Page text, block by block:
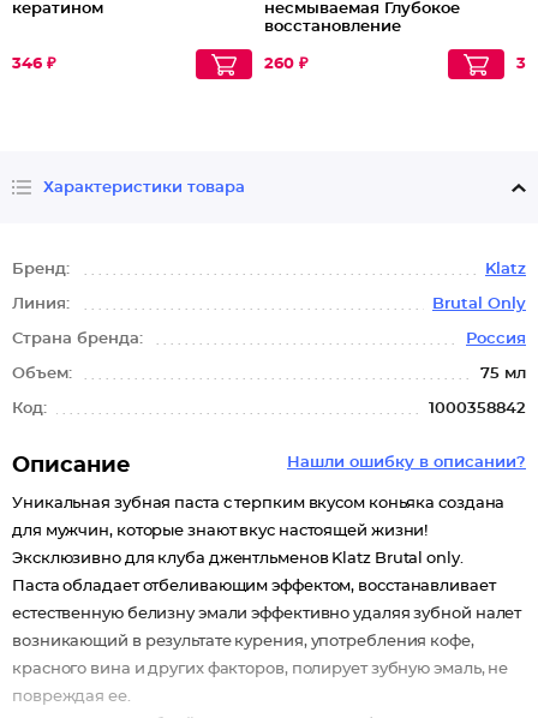
кератином
346 ₽
несмываемая Глубокое
восстановление
260 ₽
Характеристики товара
Бренд: Klatz
Линия: Brutal Only
Страна бренда: Россия
Объем: 75 мл
Код: 1000358842
Нашли ошибку в описании?
Описание
Уникальная зубная паста с терпким вкусом коньяка создана
для мужчин, которые знают вкус настоящей жизни!
Эксклюзивно для клуба джентльменов Klatz Brutal only.
Паста обладает отбеливающим эффектом, восстанавливает
естественную белизну эмали эффективно удаляя зубной налет
возникающий в результате курения, употребления кофе,
красного вина и других факторов, полирует зубную эмаль, не
повреждая ее.